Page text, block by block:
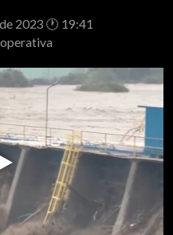
2023 🕐 19:41